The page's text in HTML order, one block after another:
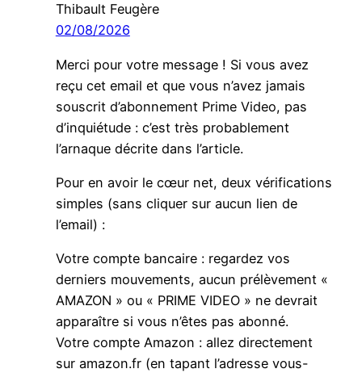
Thibault Feugère
02/08/2026
Merci pour votre message ! Si vous avez
reçu cet email et que vous n’avez jamais
souscrit d’abonnement Prime Video, pas
d’inquiétude : c’est très probablement
l’arnaque décrite dans l’article.
Pour en avoir le cœur net, deux vérifications
simples (sans cliquer sur aucun lien de
l’email) :
Votre compte bancaire : regardez vos
derniers mouvements, aucun prélèvement «
AMAZON » ou « PRIME VIDEO » ne devrait
apparaître si vous n’êtes pas abonné.
Votre compte Amazon : allez directement
sur amazon.fr (en tapant l’adresse vous-